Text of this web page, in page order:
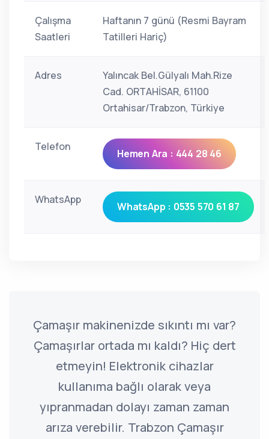
Çalışma
Saatleri
Haftanın 7 günü (Resmi Bayram
Tatilleri Hariç)
Adres
Yalıncak Bel.Gülyalı Mah.Rize
Cad. ORTAHİSAR, 61100
Ortahisar/Trabzon, Türkiye
Telefon
Hemen Ara : 444 28 46
WhatsApp
WhatsApp : 0535 570 61 87
Çamaşır makinenizde sıkıntı mı var?
Çamaşırlar ortada mı kaldı? Hiç dert
etmeyin! Elektronik cihazlar
kullanıma bağlı olarak veya
yıpranmadan dolayı zaman zaman
arıza verebilir. Trabzon Çamaşır